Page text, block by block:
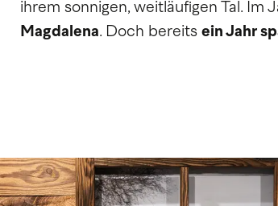
ihrem sonnigen, weitläufigen Tal. Im
Magdalena. Doch bereits ein Jahr